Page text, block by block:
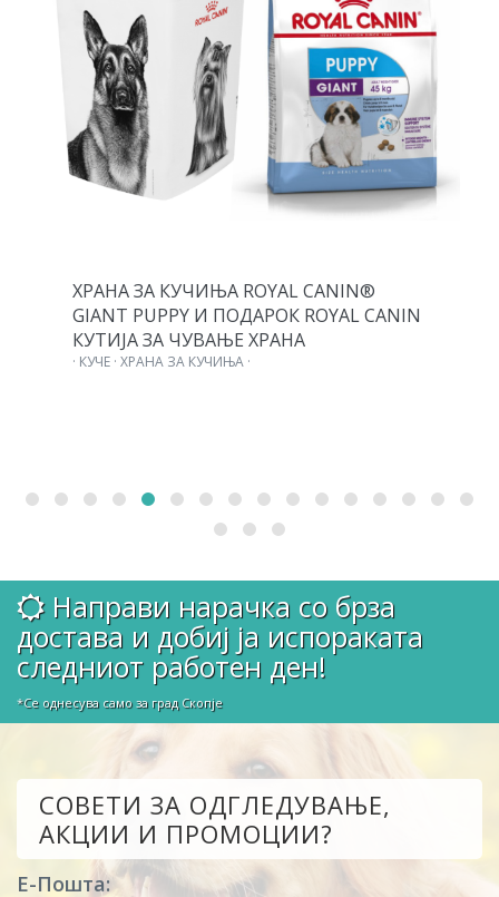
ХРАНА ЗА КУЧИЊА ROYAL CANIN®
GIANT PUPPY И ПОДАРОК ROYAL CANIN
КУТИЈА ЗА ЧУВАЊЕ ХРАНА
· КУЧЕ · ХРАНА ЗА КУЧИЊА ·
Направи нарачка со брза
достава и добиј ја испораката
следниот работен ден!
*Се однесува само за град Скопје
СОВЕТИ ЗА ОДГЛЕДУВАЊЕ,
АКЦИИ И ПРОМОЦИИ?
Е-Пошта: